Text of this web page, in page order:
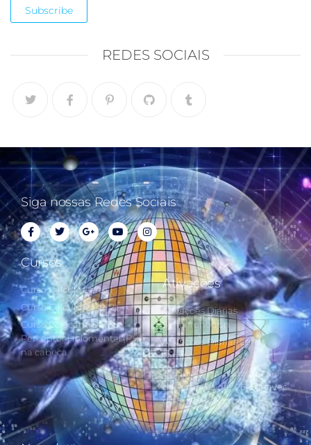
REDES SOCIAIS
Siga nossas Redes Sociais
Cursos
Curso Cálculo Parte 1
Curso Cálculo Parte 2
Curso Colocando o
Perceptor Holomental (PH)
na cabeça
Ativações
Ativações Diárias
Synchronotron
Ativações Diárias Lei do
Tempo
Estudos Postulados da Lei
do Tempo e das 260 Chaves
do Synchronotron